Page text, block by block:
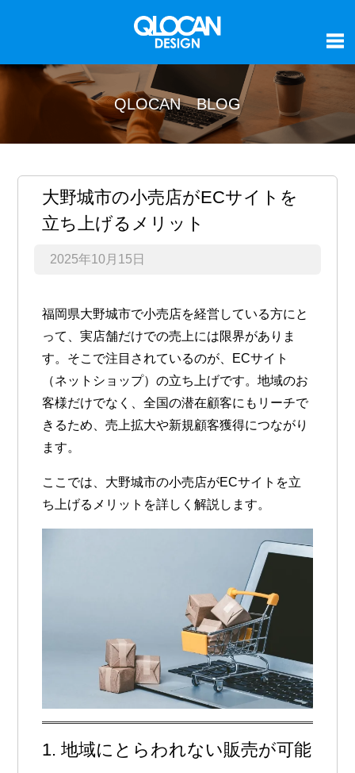
QLOCAN BLOG
大野城市の小売店がECサイトを
立ち上げるメリット
2025年10月15日
福岡県大野城市で小売店を経営している方にと
って、実店舗だけでの売上には限界がありま
す。そこで注目されているのが、 ECサイト
（ネットショップ）の立ち上げです。地域のお
客様だけでなく、全国の潜在顧客にもリーチで
きるため、売上拡大や新規顧客獲得につながり
ます。
ここでは、大野城市の小売店がECサイトを立
ち上げるメリットを詳しく解説します。
1. 地域にとらわれない販売が可能